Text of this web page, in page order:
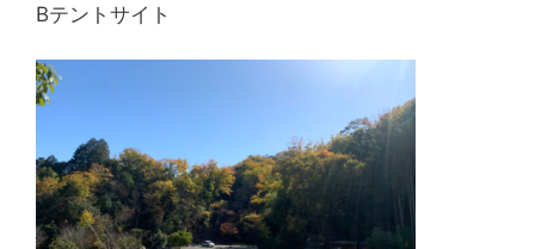
Bテントサイト